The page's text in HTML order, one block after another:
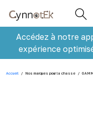
Accédez à notre
expérience
Accueil / Nos marques pour la chasse /